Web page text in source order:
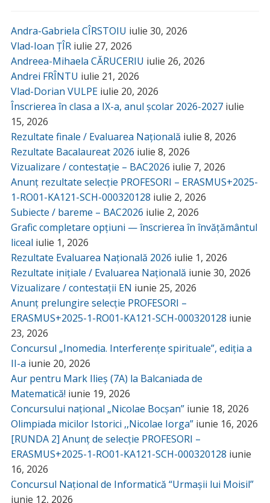
Andra-Gabriela CÎRSTOIU iulie 30, 2026
Vlad-Ioan ȚÎR iulie 27, 2026
Andreea-Mihaela CĂRUCERIU iulie 26, 2026
Andrei FRÎNTU iulie 21, 2026
Vlad-Dorian VULPE iulie 20, 2026
Înscrierea în clasa a IX-a, anul școlar 2026-2027 iulie
15, 2026
Rezultate finale / Evaluarea Națională iulie 8, 2026
Rezultate Bacalaureat 2026 iulie 8, 2026
Vizualizare / contestație – BAC2026 iulie 7, 2026
Anunț rezultate selecție PROFESORI – ERASMUS+2025-
1-RO01-KA121-SCH-000320128 iulie 2, 2026
Subiecte / bareme – BAC2026 iulie 2, 2026
Grafic completare opțiuni — înscrierea în învățământul
liceal iulie 1, 2026
Rezultate Evaluarea Națională 2026 iulie 1, 2026
Rezultate inițiale / Evaluarea Națională iunie 30, 2026
Vizualizare / contestații EN iunie 25, 2026
Anunț prelungire selecție PROFESORI –
ERASMUS+2025-1-RO01-KA121-SCH-000320128 iunie
23, 2026
Concursul „Inomedia. Interferențe spirituale”, ediția a
II-a iunie 20, 2026
Aur pentru Mark Ilieș (7A) la Balcaniada de
Matematică! iunie 19, 2026
Concursului național „Nicolae Bocșan” iunie 18, 2026
Olimpiada micilor Istorici ,,Nicolae Iorga” iunie 16, 2026
[RUNDA 2] Anunț de selecție PROFESORI –
ERASMUS+2025-1-RO01-KA121-SCH-000320128 iunie
16, 2026
Concursul Național de Informatică “Urmașii lui Moisil”
iunie 12, 2026